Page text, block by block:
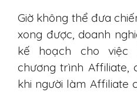
Giờ không thể đưa
xong được, doanh
kế hoạch cho việc
chương trình Affiliate,
khi người làm Affiliate